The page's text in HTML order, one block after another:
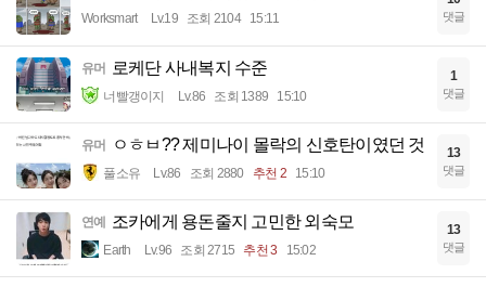
Worksmart Lv.19 조회 2104 15:11 댓글
유머 로케단 사내복지 수준
너빨갱이지 Lv.86 조회 1389 15:10
1
댓글
유머 ㅇㅎㅂ?? 제미나이 몰락의 신호탄이였던 것
풀소유 Lv.86 조회 2880 추천 2 15:10
13
댓글
연예 조카에게 용돈줄지 고민한 외숙모
Earth Lv.96 조회 2715 추천 3 15:02
13
댓글